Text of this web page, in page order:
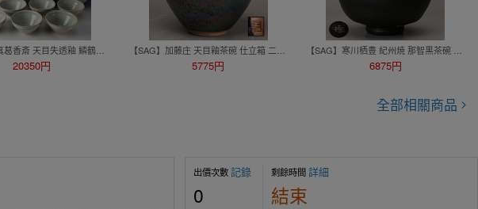
20350円 5775円 6875円
全部相關商品
出價次數記錄
0
剩餘時間詳細
結束